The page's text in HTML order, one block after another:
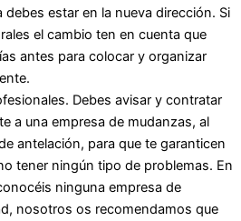
debes estar en la nueva dirección. Si
el cambio ten en cuenta que
antes para colocar y organizar
Debes avisar y contratar
a una empresa de mudanzas, al
antelación, para que te garanticen
tener ningún tipo de problemas. En
ninguna empresa de
nosotros os recomendamos que